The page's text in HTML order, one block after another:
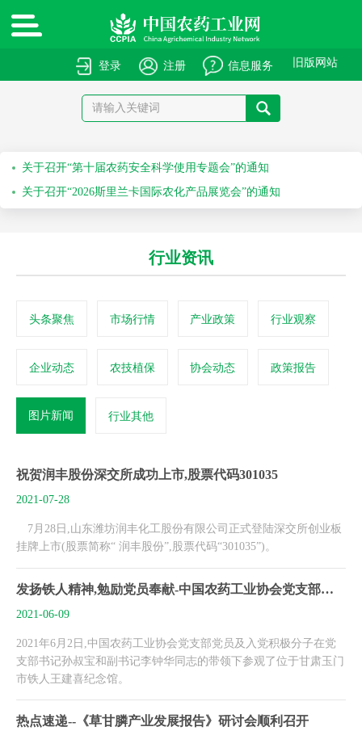
旧版网站
信息服务
注册
登录
绿色高质量农药产品报送指南
关于申报绿色高质量农药产品的通知
关于召开“第十届农药安全科学使用专题会”的通知
关于召开“2026斯里兰卡国际农化产品展览会”的通知
行业资讯
头条聚焦 市场行情 产业政策 行业观察
企业动态 农技植保 协会动态 政策报告
图片新闻 行业其他
祝贺润丰股份深交所成功上市,股票代码301035
2021-07-28
7月28日,山东潍坊润丰化工股份有限公司正式登陆深交所创业板
挂牌上市(股票简称“ 润丰股份”,股票代码“301035”)。
发扬铁人精神,勉励党员奉献-中国农药工业协会党支部赴玉门瞻仰王进喜纪念馆
2021-06-09
2021年6月2日,中国农药工业协会党支部党员及入党积极分子在党
支部书记孙叔宝和副书记李钟华同志的带领下参观了位于甘肃玉门
市铁人王建喜纪念馆。
热点速递--《草甘膦产业发展报告》研讨会顺利召开